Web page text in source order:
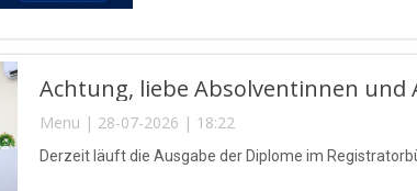
Achtung, liebe Absolventinnen und
Menu | 28-07-2026 | 18:22
Derzeit läuft die Ausgabe der Diplome im